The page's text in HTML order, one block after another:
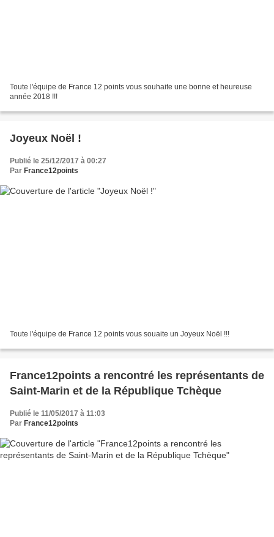
Toute l'équipe de France 12 points vous souhaite une bonne et heureuse
année 2018 !!!
Joyeux Noël !
Publié le 25/12/2017 à 00:27
Par France12points
Toute l'équipe de France 12 points vous souaite un Joyeux Noël !!!
France12points a rencontré les représentants de
Saint-Marin et de la République Tchèque
Publié le 11/05/2017 à 11:03
Par France12points